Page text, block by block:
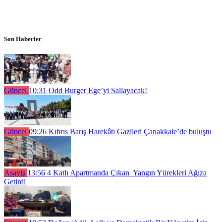
Son Haberler
Güncel 10:31 Odd Burger Ege’yi Sallayacak!
Güncel 09:26 Kıbrıs Barış Harekâtı Gazileri Çanakkale’de buluştu
Asayiş 13:56 4 Katlı Apartmanda Çıkan Yangın Yürekleri Ağıza
Getirdi